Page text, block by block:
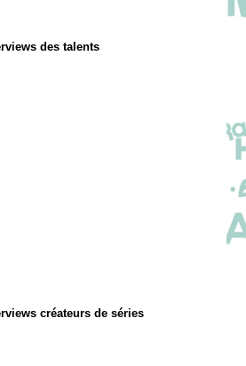
des talents
créateurs de séries